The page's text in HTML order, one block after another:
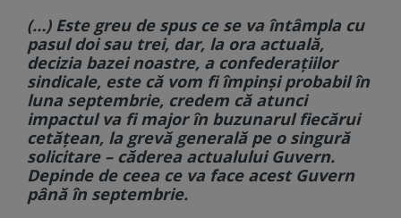
(…) Este greu de spus ce se va întâmpla cu
pasul doi sau trei, dar, la ora actuală,
decizia bazei noastre, a confederaţiilor
sindicale, este că vom fi împinşi probabil în
luna septembrie, credem că atunci
impactul va fi major în buzunarul fiecărui
cetăţean, la grevă generală pe o singură
solicitare – căderea actualului Guvern.
Depinde de ceea ce va face acest Guvern
până în septembrie.